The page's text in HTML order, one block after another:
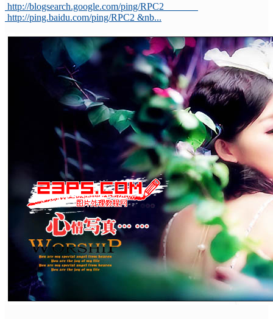
http://blogsearch.google.com/ping/RPC2
http://ping.baidu.com/ping/RPC2 &nb...